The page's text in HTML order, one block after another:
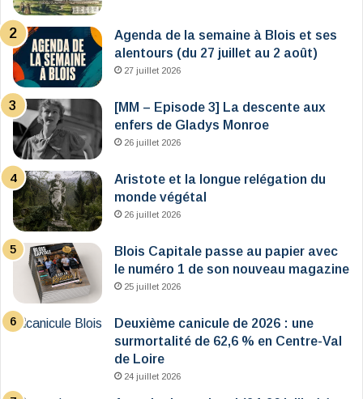
Agenda de la semaine à Blois et ses
alentours (du 27 juillet au 2 août)
27 juillet 2026
[MM – Episode 3] La descente aux
enfers de Gladys Monroe
26 juillet 2026
Aristote et la longue relégation du
monde végétal
26 juillet 2026
Blois Capitale passe au papier avec
le numéro 1 de son nouveau magazine
25 juillet 2026
Deuxième canicule de 2026 : une
surmortalité de 62,6 % en Centre-Val
de Loire
24 juillet 2026